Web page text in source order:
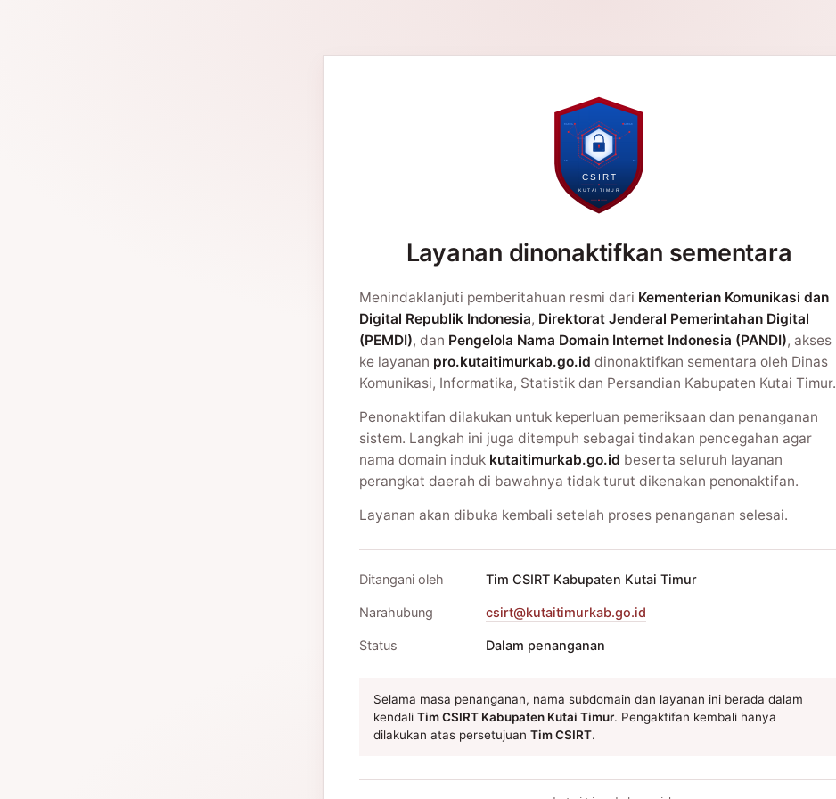
Layanan dinonaktifkan sementara
Menindaklanjuti pemberitahuan resmi dari Kementerian Komunikasi dan
Digital Republik Indonesia, Direktorat Jenderal Pemerintahan Digital
(PEMDI), dan Pengelola Nama Domain Internet Indonesia (PANDI), akses
ke layanan pro.kutaitimurkab.go.id dinonaktifkan sementara oleh Dinas
Komunikasi, Informatika, Statistik dan Persandian Kabupaten Kutai Timur.
Penonaktifan dilakukan untuk keperluan pemeriksaan dan penanganan
sistem. Langkah ini juga ditempuh sebagai tindakan pencegahan agar
nama domain induk kutaitimurkab.go.id beserta seluruh layanan
perangkat daerah di bawahnya tidak turut dikenakan penonaktifan.
Layanan akan dibuka kembali setelah proses penanganan selesai.
Ditangani oleh Tim CSIRT Kabupaten Kutai Timur
Narahubung csirt@kutaitimurkab.go.id
Status Dalam penanganan
Selama masa penanganan, nama subdomain dan layanan ini berada dalam
kendali Tim CSIRT Kabupaten Kutai Timur. Pengaktifan kembali hanya
dilakukan atas persetujuan Tim CSIRT.